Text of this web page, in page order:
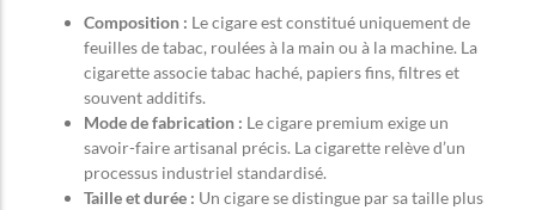
Composition : Le cigare est constitué uniquement de
feuilles de tabac, roulées à la main ou à la machine. La
cigarette associe tabac haché, papiers fins, filtres et
souvent additifs.
Mode de fabrication : Le cigare premium exige un
savoir-faire artisanal précis. La cigarette relève d’un
processus industriel standardisé.
Taille et durée : Un cigare se distingue par sa taille plus